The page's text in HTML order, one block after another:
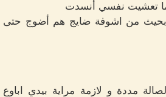
تعشيت نفسي أنسدت
من اشوفة ضايج هم أضوج حتى
مددة و لازمة مراية بيدي اباوع